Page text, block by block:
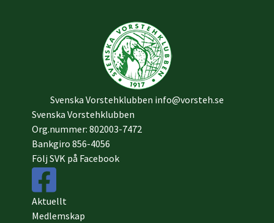
Svenska Vorstehklubben info@vorsteh.se
Svenska Vorstehklubben
Org.nummer: 802003-7472
Bankgiro 856-4056
Följ SVK på Facebook
Aktuellt
Medlemskap